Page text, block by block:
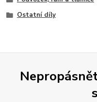
Ostatní díly